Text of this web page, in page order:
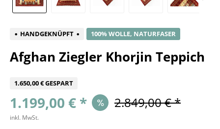
HANDGEKNÜPFT 100% WOLLE, NATURFASER
Afghan Ziegler Khorjin Teppich
1.650,00 € GESPART
1.199,00 € * 2.849,00 € *
inkl. MwSt.